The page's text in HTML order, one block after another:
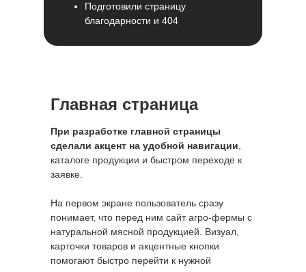
Подготовили страницу
благодарности и 404
Главная страница
При разработке главной страницы
сделали акцент на удобной навигации
каталоге продукции и быстром переходе к
заявке.
На первом экране пользователь сразу
понимает, что перед ним сайт агро-фермы с
натуральной мясной продукцией. Визуал,
карточки товаров и акцентные кнопки
помогают быстро перейти к нужной